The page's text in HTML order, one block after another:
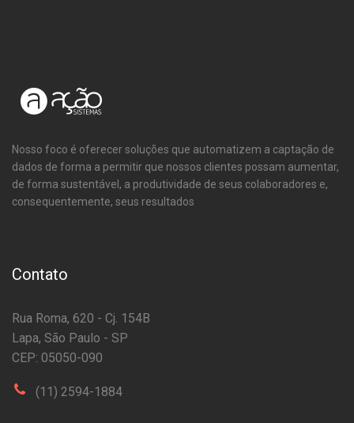
Nosso foco é oferecer soluções que automatizem a captação de
dados de forma a permitir que nossos clientes possam aumentar,
de forma sustentável, a produtividade de seus colaboradores e,
consequentemente, seus resultados
Contato
Rua Roma, 620 - Cj. 154B
Lapa, São Paulo - SP
CEP: 05050-090
(11) 2594-1884